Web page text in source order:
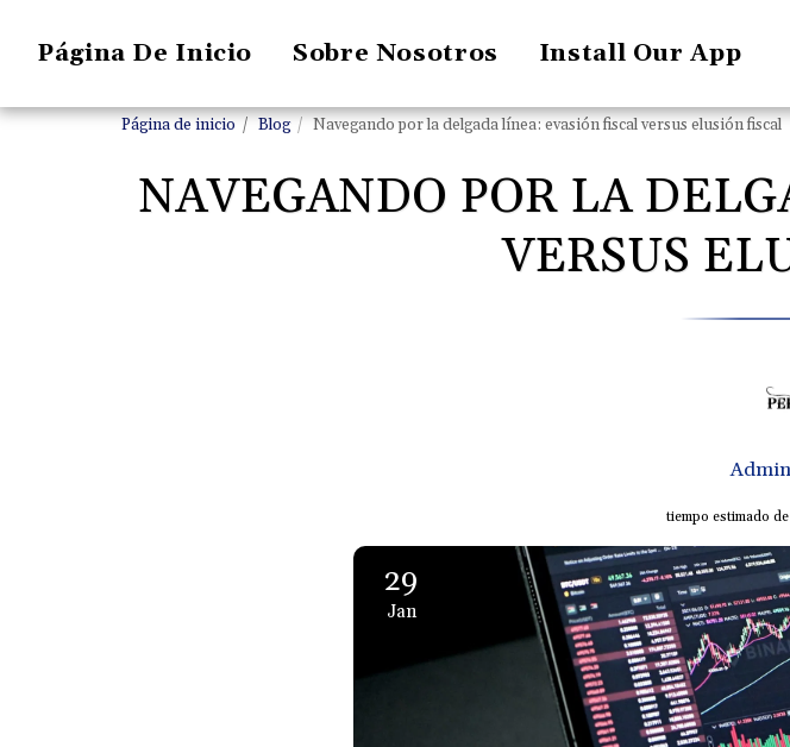
Página De Inicio Sobre Nosotros Install Our App
Página de inicio Blog Navegando por la delgada línea: evasión fiscal versus elusión fiscal
NAVEGANDO POR LA
VERSUS
tiempo estimado
29
Jan